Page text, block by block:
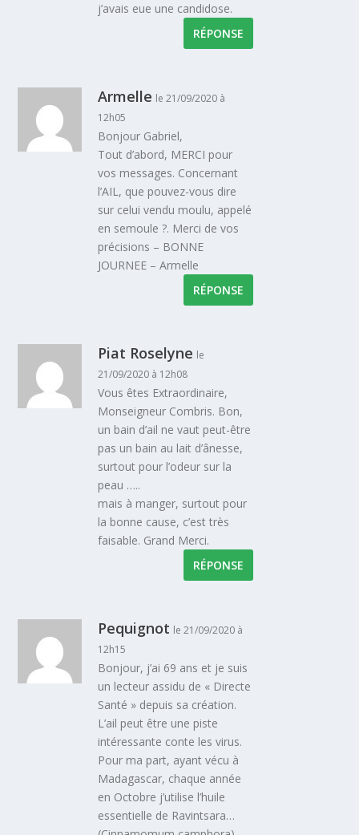
j’avais eue une candidose.
RÉPONSE
Armelle le 21/09/2020 à
12h05
Bonjour Gabriel,
Tout d’abord, MERCI pour
vos messages. Concernant
l’AIL, que pouvez-vous dire
sur celui vendu moulu, appelé
en semoule ?. Merci de vos
précisions – BONNE
JOURNEE – Armelle
RÉPONSE
Piat Roselyne le
21/09/2020 à 12h08
Vous êtes Extraordinaire,
Monseigneur Combris. Bon,
un bain d’ail ne vaut peut-être
pas un bain au lait d’ânesse,
surtout pour l’odeur sur la
peau …..
mais à manger, surtout pour
la bonne cause, c’est très
faisable. Grand Merci.
RÉPONSE
Pequignot le 21/09/2020 à
12h15
Bonjour, j’ai 69 ans et je suis
un lecteur assidu de « Directe
Santé » depuis sa création.
L’ail peut être une piste
intéressante conte les virus.
Pour ma part, ayant vécu à
Madagascar, chaque année
en Octobre j’utilise l’huile
essentielle de Ravintsara…